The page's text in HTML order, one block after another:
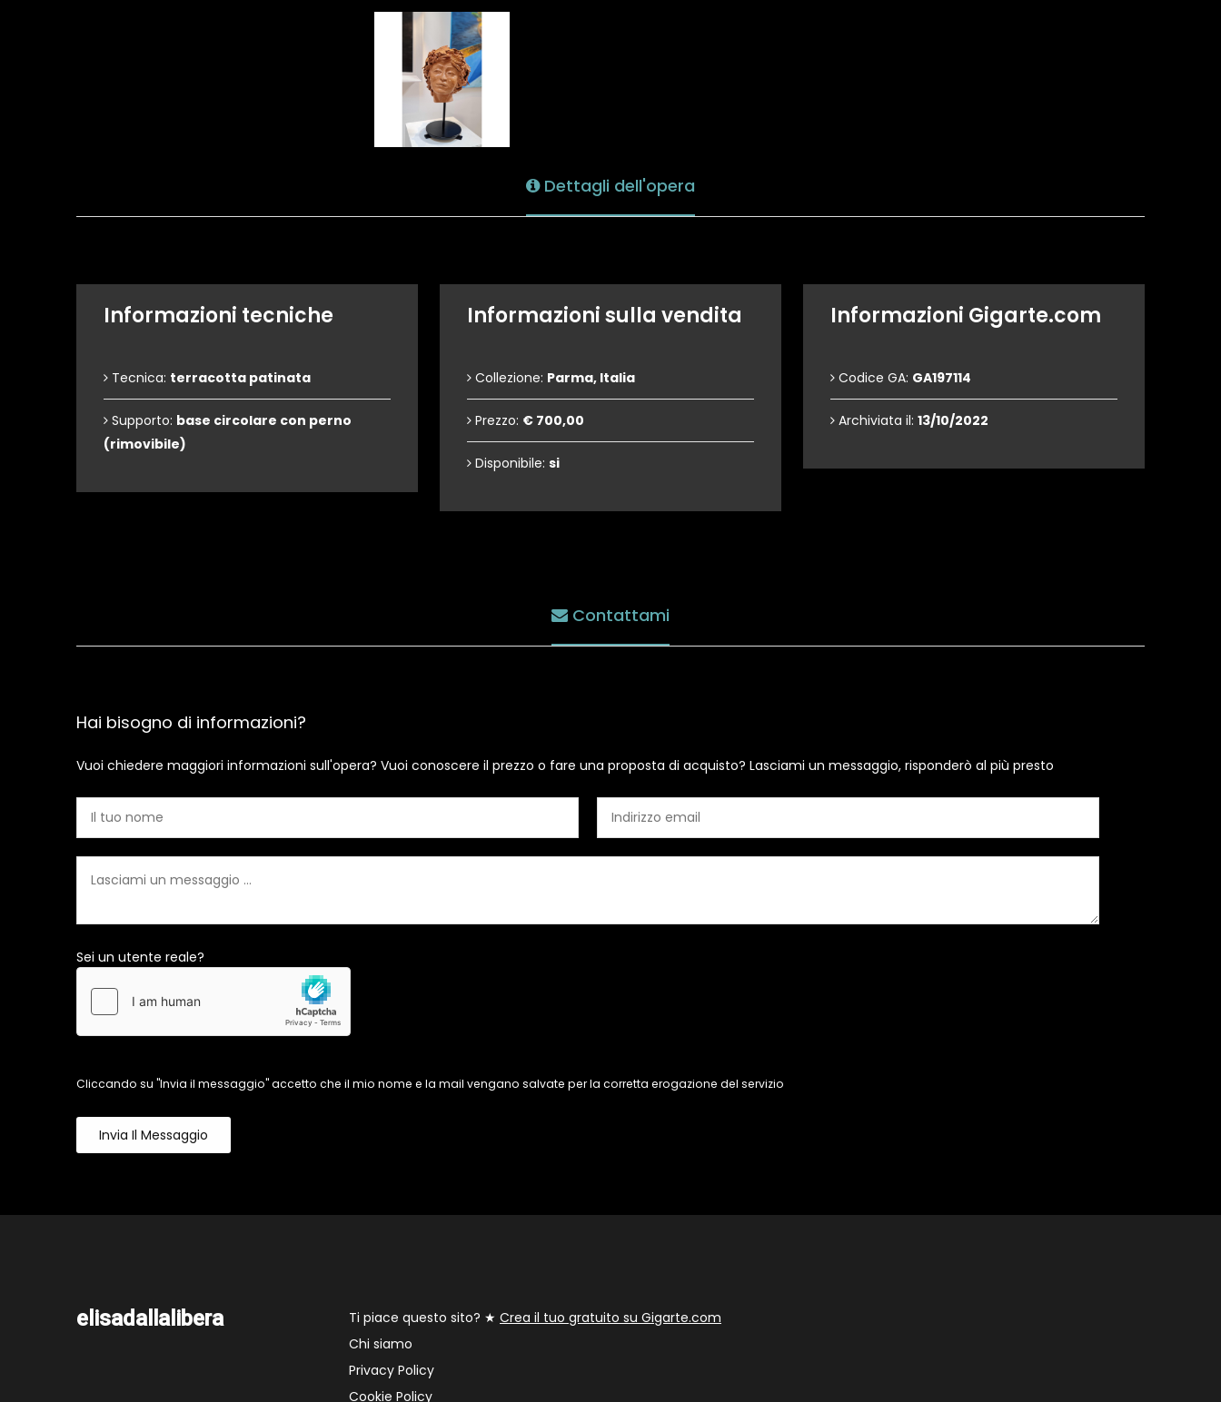
Dettagli dell'opera
Informazioni tecniche
Tecnica: terracotta patinata
Supporto: base circolare con perno
(rimovibile)
Informazioni sulla vendita
Collezione: Parma, Italia
Prezzo: € 700,00
Disponibile: si
Informazioni Gigarte.com
Codice GA: GA197114
Archiviata il: 13/10/2022
Contattami
Hai bisogno di informazioni?
Vuoi chiedere maggiori informazioni sull'opera? Vuoi conoscere il prezzo o fare una proposta di acquisto? Lasciami un messaggio, risponderò al più presto
Sei un utente reale?
Cliccando su "Invia il messaggio" accetto che il mio nome e la mail vengano salvate per la corretta erogazione del servizio
Invia Il Messaggio
elisadallalibera Ti piace questo sito? ★ Crea il tuo gratuito su Gigarte.com
Chi siamo
Privacy Policy
Cookie Policy